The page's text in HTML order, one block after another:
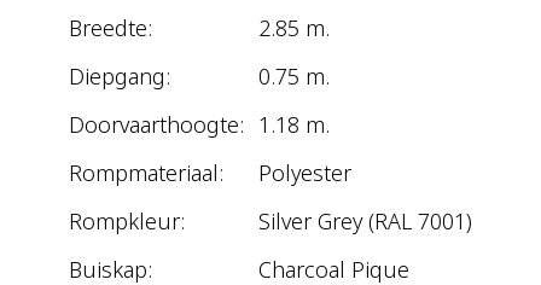
Breedte:
2.85 m.
Diepgang:
0.75 m.
Doorvaarthoogte: 1.18 m.
Rompmateriaal:
Polyester
Rompkleur:
Silver Grey (RAL 7001)
Buiskap:
Charcoal Pique